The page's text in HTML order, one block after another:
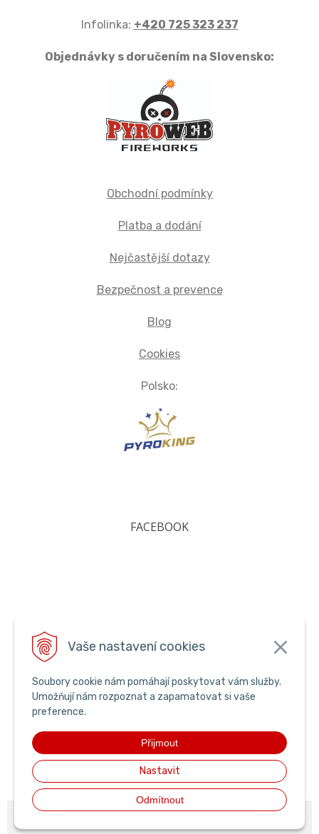
Vaše nastavení cookies
Soubory cookie nám pomáhají poskytovat vám služby.
Umožňují nám rozpoznat a zapamatovat si vaše
preference.
Přijmout
Nastavit
Odmítnout
Infolinka: +420 725 323 237
Objednávky s doručením na Slovensko:
Obchodní podmínky
Platba a dodání
Nejčastější dotazy
Bezpečnost a prevence
Blog
Cookies
Polsko:
FACEBOOK